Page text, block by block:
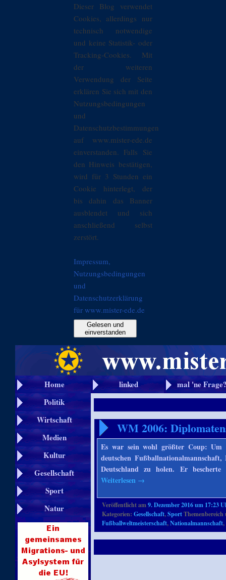
Dieser Blog verwendet
Cookies, allerdings nur
technisch notwendige
und keine Statistik- oder
Tracking-Cookies. Mit
der weiteren
Verwendung der Seite
erklären Sie sich mit den
Nutzungsbedingungen
und
Datenschutzbestimmungen
auf www.mister-ede.de
einverstanden. Falls Sie
den Hinweis bestätigen,
wird für 3 Stunden ein
Cookie hinterlegt, der
bis dahin das Banner
ausblendet und sich
anschließend selbst
zerstört.
Impressum,
Nutzungsbedingungen
und
Datenschutzerklärung
für www.mister-ede.de
Gelesen und
einverstanden
Home linked
mal 'ne
Politik
Wirtschaft
Medien
Kultur
Gesellschaft
Sport
Natur
WM 2006:
Es war sein wohl größter Coup: Um
deutschen
Deutschland zu holen. Er
Weiterlesen →
Veröffentlicht am9. Dezember 2016 um 17:23
Kategorien:Gesellschaft,Sport
Fußballweltmeisterschaft,Nationalmannschaft,